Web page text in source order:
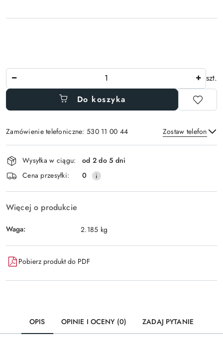
Ilość
szt.
Do koszyka
Zamówienie telefoniczne: 530 11 00 44 Zostaw telefon
Wyślij
Dostępność
i
dostawa
Wysyłka w ciągu:
od 2 do 5 dni
Cena przesyłki:
0
Więcej o produkcie
Waga: 2.185 kg
Pobierz produkt do PDF
OPIS OPINIE I OCENY (0) ZADAJ PYTANIE